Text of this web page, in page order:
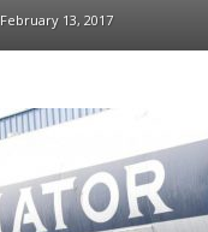
February 13, 2017